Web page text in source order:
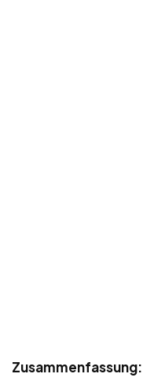
Zusammenfassung: